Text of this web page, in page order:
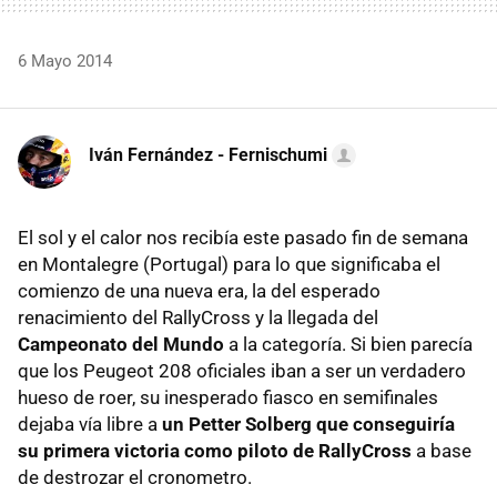
6 Mayo 2014
Iván Fernández - Fernischumi
El sol y el calor nos recibía este pasado fin de semana
en Montalegre (Portugal) para lo que significaba el
comienzo de una nueva era, la del esperado
renacimiento del RallyCross y la llegada del
Campeonato del Mundo a la categoría. Si bien parecía
que los Peugeot 208 oficiales iban a ser un verdadero
hueso de roer, su inesperado fiasco en semifinales
dejaba vía libre a un Petter Solberg que conseguiría
su primera victoria como piloto de RallyCross a base
de destrozar el cronometro.